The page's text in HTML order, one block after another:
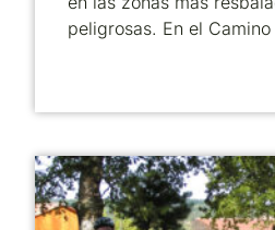
peligrosas. En el